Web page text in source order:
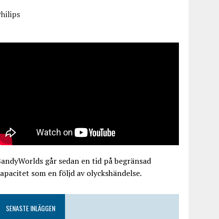
går sedan en tid på begränsad
som en följd av olyckshändelse.
SENASTE INLÄGGEN